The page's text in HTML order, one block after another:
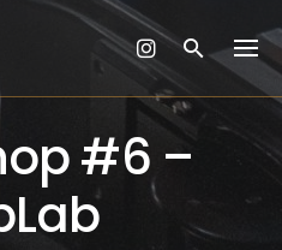
#6 –